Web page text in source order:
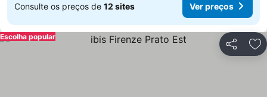
Consulte os preços de 12 sites Ver preços
Partilhar
Escolha popular